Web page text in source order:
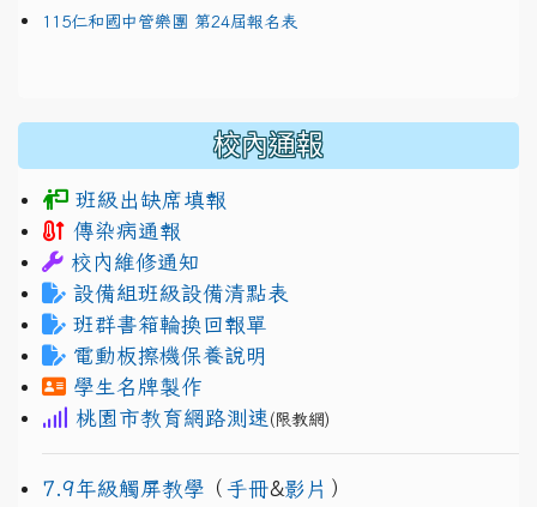
115仁和國中管樂團 第24屆報名表
校內通報
班級出缺席填報
傳染病通報
校內維修通知
設備組班級設備清點表
班群書箱輪換回報單
電動板擦機保養說明
學生名牌製作
桃園市教育網路測速 (限教網)
7.9年級觸屏教學 （ 手冊&影片 ）